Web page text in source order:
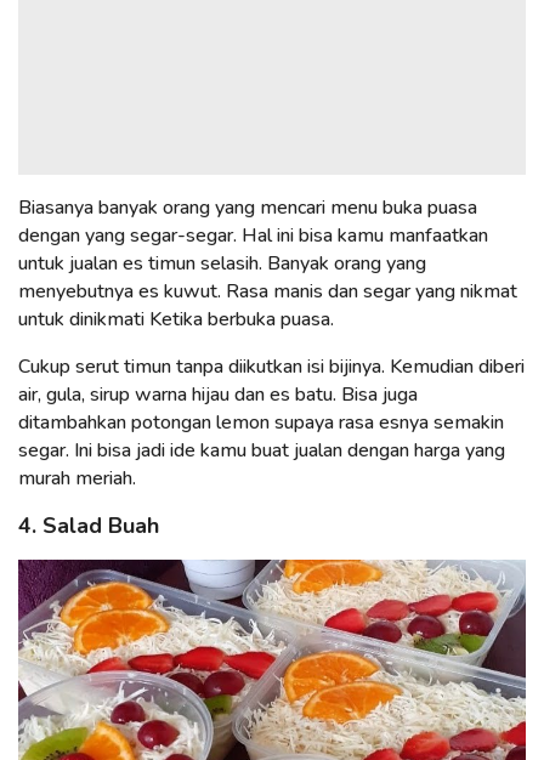
Biasanya banyak orang yang mencari menu buka puasa
dengan yang segar-segar. Hal ini bisa kamu manfaatkan
untuk jualan es timun selasih. Banyak orang yang
menyebutnya es kuwut. Rasa manis dan segar yang nikmat
untuk dinikmati Ketika berbuka puasa.
Cukup serut timun tanpa diikutkan isi bijinya. Kemudian diberi
air, gula, sirup warna hijau dan es batu. Bisa juga
ditambahkan potongan lemon supaya rasa esnya semakin
segar. Ini bisa jadi ide kamu buat jualan dengan harga yang
murah meriah.
4. Salad Buah